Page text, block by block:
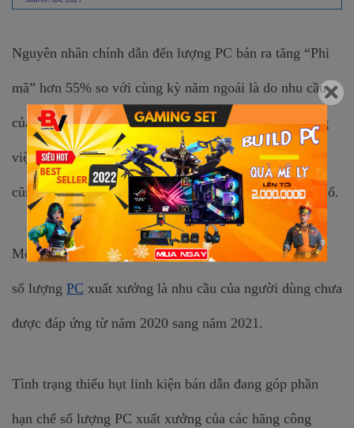
Nguyên nhân chính dẫn đến lượng PC bán ra tăng “Phi
mã” hơn 55% so với cùng kỳ năm ngoái là do nhu cầu
của người dùng tăng cao trong thời kỳ dịch bệnh, công
việc hoàn toàn phải xử lý online. Nhu cầu về Laptop
cũng tăng rất cao trong giai đoạn dịch covid-19 bùng nổ.
Một nguyên nhân nữa tác động đến sự tăng trưởng của
số lượng PC xuất xưởng là nhu cầu của người dùng chưa
được đáp ứng từ năm 2020 sang năm 2021.
Tình trạng thiếu hụt linh kiện bán dẫn đang góp phần
hạn chế số lượng PC xuất xưởng của các hãng công